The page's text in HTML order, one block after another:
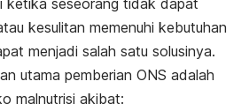
kesulitan memenuhi kebutuhan
menjadi salah satu solusinya.
utama pemberian ONS adalah
malnutrisi akibat: